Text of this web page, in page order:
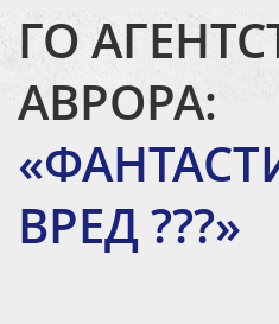
ГО
АВРОРА:
ВРЕД ???»